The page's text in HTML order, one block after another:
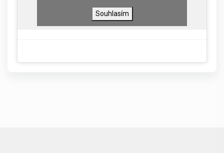
Souhlasím